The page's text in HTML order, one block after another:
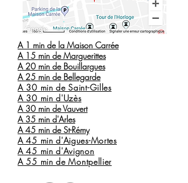
A 1 min de la Maison Carrée
A 15 min de Marguerittes
A 20 min de Bouillargues
A 25 min de Bellegarde
A 30 min de Saint-Gilles
A 30 min d'Uzès
A 30 min de Vauvert
A 35 min d'Arles
A 45 min de St-Rémy
A 45 min d'Aigues-Mortes
A 45 min d'Avignon
A 55 minde Montpellier